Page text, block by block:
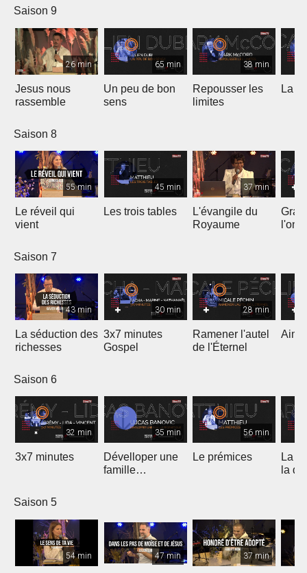
Saison 9
26 min
Jesus nous
rassemble
65 min
Un peu de bon
sens
38 min
Repousser les
limites
La
Saison 8
55 min
Le réveil qui
vient
45 min
Les trois tables
37 min
L'évangile du
Royaume
Saison 7
43 min
La séduction des
richesses
30 min
3x7 minutes
Gospel
28 min
Ramener l'autel
de l'Éternel
Saison 6
32 min
3x7 minutes
35 min
Dévelloper une
famille
56 min
Le prémices
La
la
Saison 5
54 min 47 min 37 min